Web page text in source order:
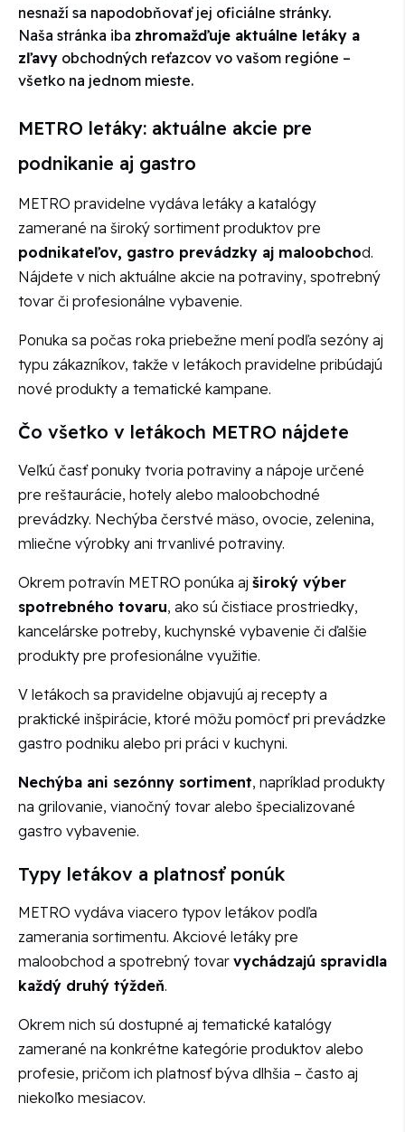
nesnaží sa napodobňovať jej oficiálne stránky.
Naša stránka iba zhromažďuje aktuálne letáky a
zľavy obchodných reťazcov vo vašom regióne –
všetko na jednom mieste.
METRO letáky: aktuálne akcie pre
podnikanie aj gastro
METRO pravidelne vydáva letáky a katalógy
zamerané na široký sortiment produktov pre
podnikateľov, gastro prevádzky aj maloobchod.
Nájdete v nich aktuálne akcie na potraviny, spotrebný
tovar či profesionálne vybavenie.
Ponuka sa počas roka priebežne mení podľa sezóny aj
typu zákazníkov, takže v letákoch pravidelne pribúdajú
nové produkty a tematické kampane.
Čo všetko v letákoch METRO nájdete
Veľkú časť ponuky tvoria potraviny a nápoje určené
pre reštaurácie, hotely alebo maloobchodné
prevádzky. Nechýba čerstvé mäso, ovocie, zelenina,
mliečne výrobky ani trvanlivé potraviny.
Okrem potravín METRO ponúka aj široký výber
spotrebného tovaru, ako sú čistiace prostriedky,
kancelárske potreby, kuchynské vybavenie či ďalšie
produkty pre profesionálne využitie.
V letákoch sa pravidelne objavujú aj recepty a
praktické inšpirácie, ktoré môžu pomôcť pri prevádzke
gastro podniku alebo pri práci v kuchyni.
Nechýba ani sezónny sortiment, napríklad produkty
na grilovanie, vianočný tovar alebo špecializované
gastro vybavenie.
Typy letákov a platnosť ponúk
METRO vydáva viacero typov letákov podľa
zamerania sortimentu. Akciové letáky pre
maloobchod a spotrebný tovar vychádzajú spravidla
každý druhý týždeň.
Okrem nich sú dostupné aj tematické katalógy
zamerané na konkrétne kategórie produktov alebo
profesie, pričom ich platnosť býva dlhšia – často aj
niekoľko mesiacov.